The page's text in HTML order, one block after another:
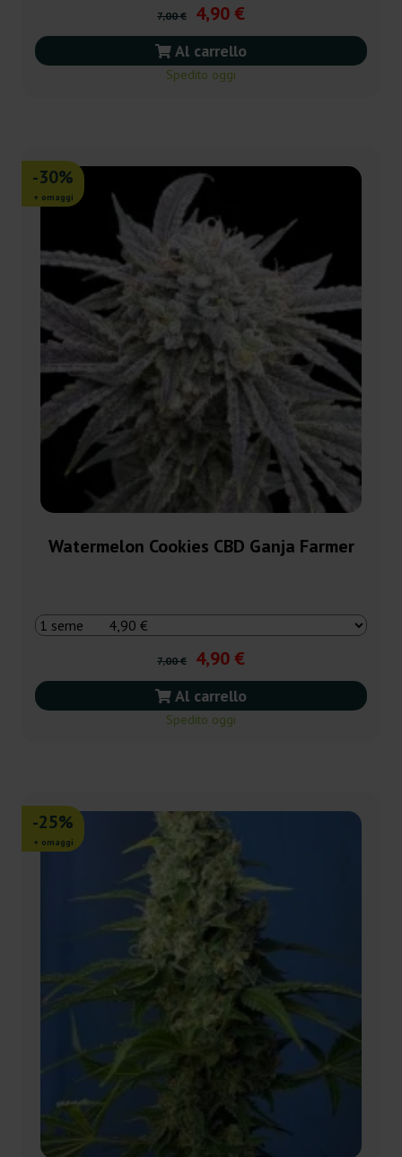
7,00 € 4,90 €
Al carrello
Spedito oggi
-30%
+ omaggi
Watermelon Cookies CBD Ganja Farmer
7,00 € 4,90 €
Al carrello
Spedito oggi
-25%
+ omaggi